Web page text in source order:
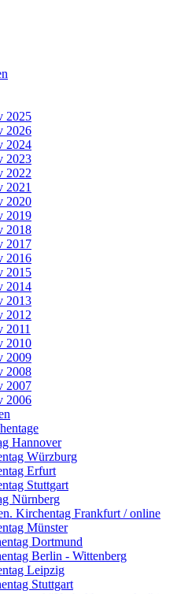
2025
2026
2024
2023
2022
2021
2020
2019
2018
2017
2016
2015
2014
2013
2012
2011
2010
2009
2008
2007
2006
Hannover
Würzburg
Erfurt
Stuttgart
Nürnberg
Kirchentag Frankfurt / online
Münster
Dortmund
Berlin - Wittenberg
Leipzig
Stuttgart